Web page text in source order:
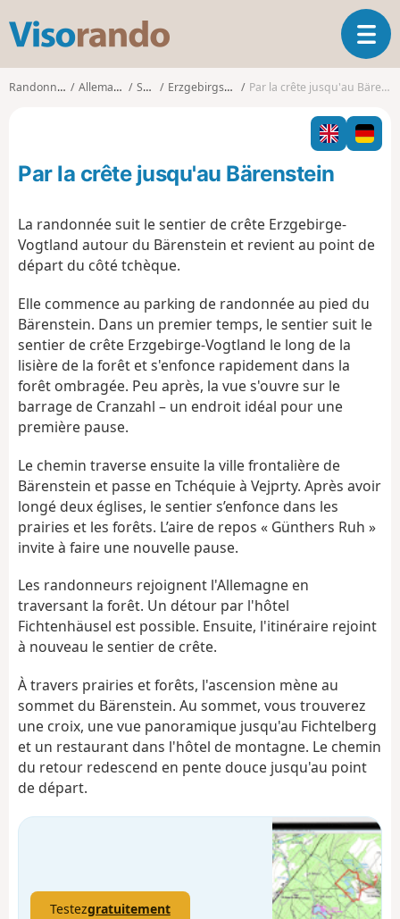
s
o
o
O
u
v
i
r
l
i
t
i
Randonnées Allemagne Saxe Erzgebirgskreis Par la crête jusqu'au Bärenstein
Par la crête jusqu'au Bärenstein
La randonnée suit le sentier de crête Erzgebirge-
Vogtland autour du Bärenstein et revient au point de
départ du côté tchèque.
Elle commence au parking de randonnée au pied du
Bärenstein. Dans un premier temps, le sentier suit le
sentier de crête Erzgebirge-Vogtland le long de la
lisière de la forêt et s'enfonce rapidement dans la
forêt ombragée. Peu après, la vue s'ouvre sur le
barrage de Cranzahl – un endroit idéal pour une
première pause.
Le chemin traverse ensuite la ville frontalière de
Bärenstein et passe en Tchéquie à Vejprty. Après avoir
longé deux églises, le sentier s’enfonce dans les
prairies et les forêts. L’aire de repos « Günthers Ruh »
invite à faire une nouvelle pause.
Les randonneurs rejoignent l'Allemagne en
traversant la forêt. Un détour par l'hôtel
Fichtenhäusel est possible. Ensuite, l'itinéraire rejoint
à nouveau le sentier de crête.
À travers prairies et forêts, l'ascension mène au
sommet du Bärenstein. Au sommet, vous trouverez
une croix, une vue panoramique jusqu'au Fichtelberg
et un restaurant dans l'hôtel de montagne. Le chemin
du retour redescend en pente douce jusqu'au point
de départ.
Testezgratuitement